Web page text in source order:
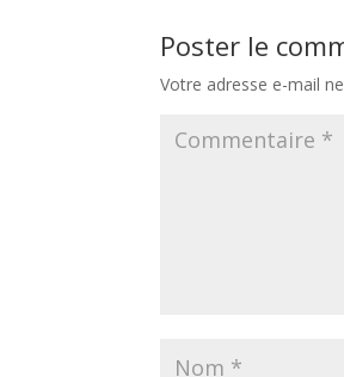
Poster le
Votre adresse e-mail